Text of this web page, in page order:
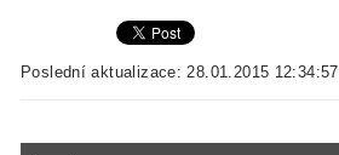
Poslední aktualizace: 28.01.2015 12:34:57